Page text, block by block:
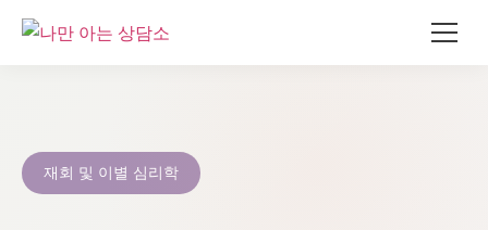
재회 및 이별 심리학